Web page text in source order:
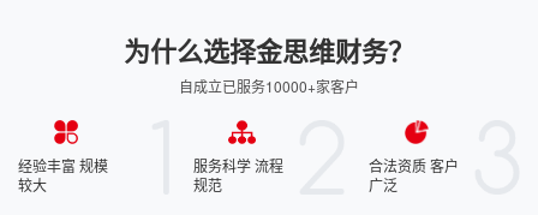
为什么选择金思维财务？
自成立已服务10000+家客户
经验丰富 规模
较大
服务科学 流程
规范
合法资质 客户
广泛